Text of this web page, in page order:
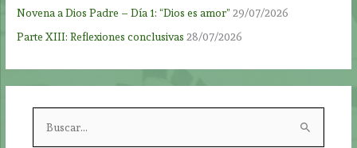
Novena a Dios Padre – Día 1: “Dios es amor” 29/07/2026
Parte XIII: Reflexiones conclusivas 28/07/2026